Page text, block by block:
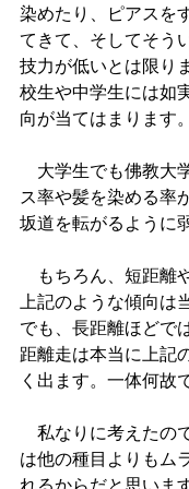
染めたり、ピアスを
てきて、そしてそう
技力が低いとは限り
校生や中学生には如
向が当てはまります。
大学生でも佛教大
ス率や髪を染める率
坂道を転がるように
もちろん、短距離
上記のような傾向は
でも、長距離ほどで
距離走は本当に上記
く出ます。一体何故
私なりに考えたの
は他の種目よりもム